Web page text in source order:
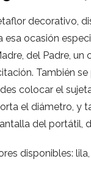
decorativo,
esa ocasión
del Padre, un
También
colocar el
el diámetro, y
del portátil,
disponibles: